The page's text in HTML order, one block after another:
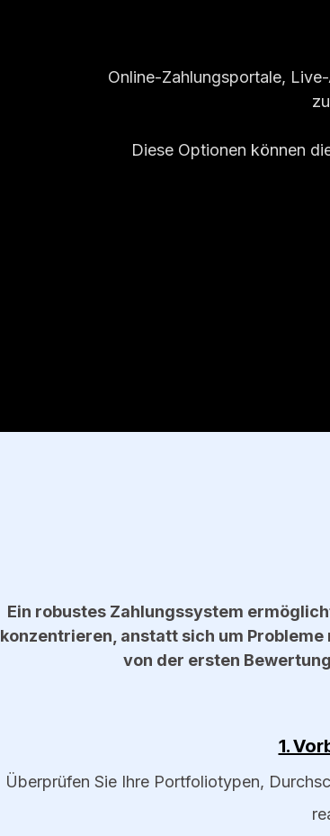
Online-Zahlungsportale,
Diese Optionen können
Ein robustes Zahlungssystem
konzentrieren, anstatt sich um
von der ersten
1.
Überprüfen Sie Ihre Portfoliotypen,